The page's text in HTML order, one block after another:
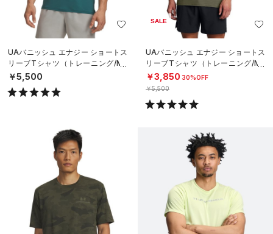
UAバニッシュ エナジー ショートス
リーブTシャツ（トレーニング/ME
N）
￥5,500
SALE
UAバニッシュ エナジー ショートス
リーブTシャツ（トレーニング/ME
N）
￥3,850 30%OFF
￥5,500